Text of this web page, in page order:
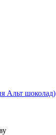
Альт шоколад)